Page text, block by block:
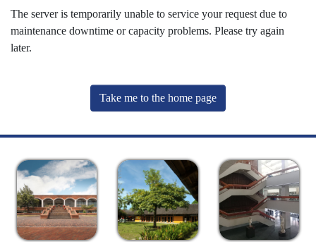
The server is temporarily unable to service your request due to
maintenance downtime or capacity problems. Please try again
later.
Take me to the home page